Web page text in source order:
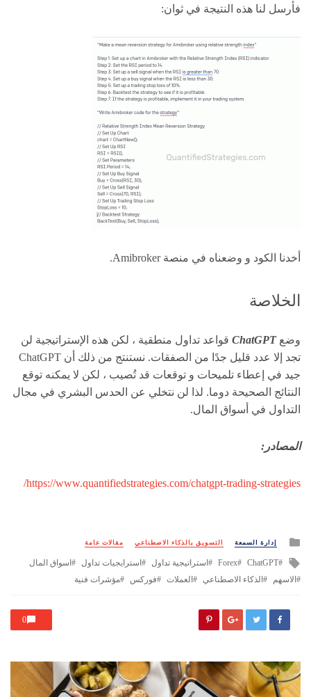
فأرسل لنا هذه النتيجة في ثوان:
أخدنا الكود و وضعناه في منصة Amibroker.
الخلاصة
وضعChatGPT قواعد تداول منطقية ، لكن هذه الإستراتيجية لن
تجد إلا عدد قليل جدًا من الصفقات. نستنتج من ذلك أن ChatGPT
جيد في إعطاء تلميحات و توقعات قد تُصيب ، لكن لا يمكنه توقع
النتائج الصحيحة دوما. لذا لن نتخلي عن الحدس البشري في مجال
التداول في أسواق المال.
المصادر:
https://www.quantifiedstrategies.com/chatgpt-trading-strategies/
Posted
إدارة السمعة التسويق بالذكاء الاصطناعي مقالات عامة
Tagged
with
ChatGPT
Forex استراتيجية تداول استرايجيات تداول
اسواق المال
الاسهم
الذكاء الاصطناعي العملات فوركس مؤشرات فنية
0